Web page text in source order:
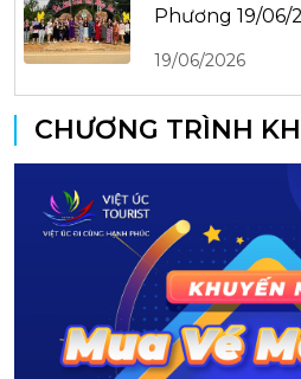
Phương 19/06/
19/06/2026
CHƯƠNG TRÌNH